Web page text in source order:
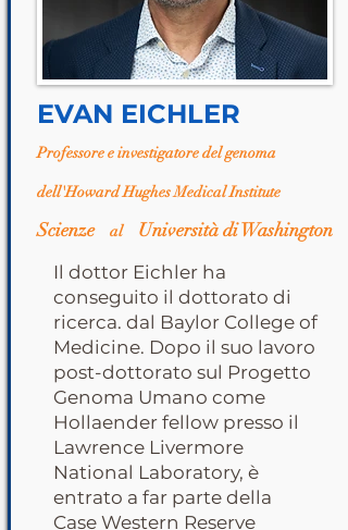
EVAN EICHLER
Professore e investigatore del genoma
dell'Howard Hughes Medical Institute
Scienze al Università di Washington
Il dottor Eichler ha
conseguito il dottorato di
ricerca. dal Baylor College of
Medicine. Dopo il suo lavoro
post-dottorato sul Progetto
Genoma Umano come
Hollaender fellow presso il
Lawrence Livermore
National Laboratory, è
entrato a far parte della
Case Western Reserve